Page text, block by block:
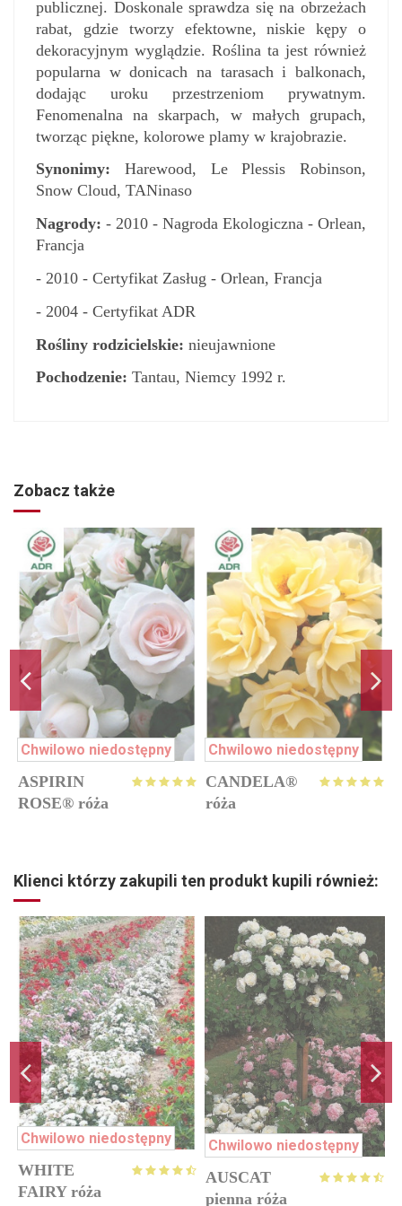
publicznej. Doskonale sprawdza się na obrzeżach
rabat, gdzie tworzy efektowne, niskie kępy o
dekoracyjnym wyglądzie. Roślina ta jest również
popularna w donicach na tarasach i balkonach,
dodając uroku przestrzeniom prywatnym.
Fenomenalna na skarpach, w małych grupach,
tworząc piękne, kolorowe plamy w krajobrazie.
Synonimy: Harewood, Le Plessis Robinson,
Snow Cloud, TANinaso
Nagrody: - 2010 - Nagroda Ekologiczna - Orlean,
Francja
- 2010 - Certyfikat Zasług - Orlean, Francja
- 2004 - Certyfikat ADR
Rośliny rodzicielskie: nieujawnione
Pochodzenie: Tantau, Niemcy 1992 r.
Zobacz także
Chwilowo niedostępny
ASPIRIN
ROSE® róża
Chwilowo niedostępny
CANDELA®
róża
Klienci którzy zakupili ten produkt kupili również:
Chwilowo niedostępny
WHITE
FAIRY róża
Chwilowo niedostępny
AUSCAT
pienna róża